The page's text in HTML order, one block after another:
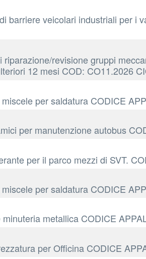
veicolari industriali per i
revisione gruppi
12 mesi COD: CO11.2026
per saldatura CODICE
per manutenzione autobus
per il parco mezzi di SVT.
per saldatura CODICE
metallica CODICE
per Officina CODICE